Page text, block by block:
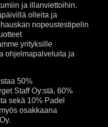
ja illanviettoihin.
olleita ja
nopeustestipelin
yrityksille
ohjelmapalveluita ja
50%
Staff Oy:stä, 60%
sekä 10% Padel
osakkaana